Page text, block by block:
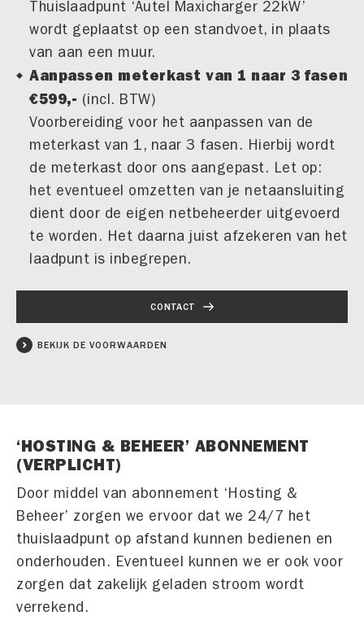
Thuislaadpunt ‘Autel Maxicharger 22kW’
wordt geplaatst op een standvoet, in plaats
van aan een muur.
Aanpassen meterkast van 1 naar 3 fasen
€599,- (incl. BTW)
Voorbereiding voor het aanpassen van de
meterkast van 1, naar 3 fasen. Hierbij wordt
de meterkast door ons aangepast. Let op:
het eventueel omzetten van je netaansluiting
dient door de eigen netbeheerder uitgevoerd
te worden. Het daarna juist afzekeren van het
laadpunt is inbegrepen.
CONTACT
BEKIJK DE VOORWAARDEN
‘HOSTING & BEHEER’ ABONNEMENT
(VERPLICHT)
Door middel van abonnement ‘Hosting &
Beheer’ zorgen we ervoor dat we 24/7 het
thuislaadpunt op afstand kunnen bedienen en
onderhouden. Eventueel kunnen we er ook voor
zorgen dat zakelijk geladen stroom wordt
verrekend.